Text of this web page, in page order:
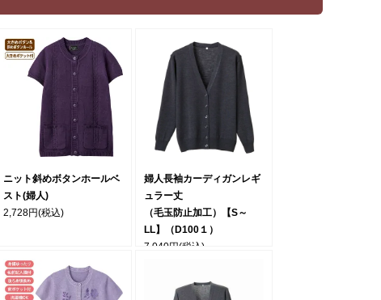
ニット斜めボタンホールベ
スト(婦人)
2,728円(税込)
婦人長袖カーディガンレギ
ュラー丈
（毛玉防止加工）【S～
LL】（D100１）
7,040円(税込)